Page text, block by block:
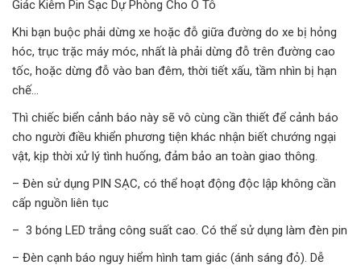
Giác Kiêm Pin Sạc Dự Phòng Cho Ô Tô
Khi bạn buộc phải dừng xe hoặc đỗ giữa đường do xe bị hỏng
hóc, trục trặc máy móc, nhất là phải dừng đỗ trên đường cao
tốc, hoặc dừng đỗ vào ban đêm, thời tiết xấu, tầm nhìn bị hạn
chế…
Thì chiếc biển cảnh báo này sẽ vô cùng cần thiết để cảnh báo
cho người điều khiển phương tiện khác nhận biết chướng ngại
vật, kịp thời xử lý tình huống, đảm bảo an toàn giao thông.
– Đèn sử dụng PIN SẠC, có thể hoạt động độc lập không cần
cấp nguồn liên tục
– 3 bóng LED trắng công suất cao. Có thể sử dụng làm đèn pin
– Đèn cạnh báo nguy hiểm hình tam giác (ánh sáng đỏ). Dễ